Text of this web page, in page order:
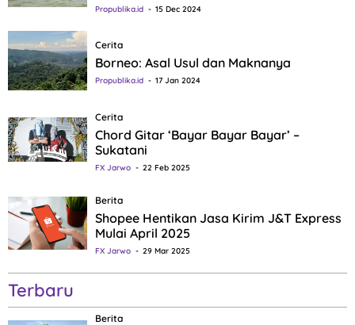
Propublika.id 15 Dec 2024
Cerita
Borneo: Asal Usul dan Maknanya
Propublika.id 17 Jan 2024
Cerita
Chord Gitar ‘Bayar Bayar Bayar’ –
Sukatani
FX Jarwo 22 Feb 2025
Berita
Shopee Hentikan Jasa Kirim J&T Express
Mulai April 2025
FX Jarwo 29 Mar 2025
Terbaru
Berita